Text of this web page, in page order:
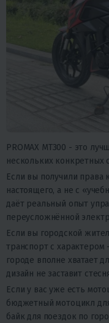
PROMAX MT300 - это
нескольких конкретных
Если вы получили права
настоящего, а не с
даёт реальный опыт
переусложнённой
Если вы городской
транспорт с характером
городе вполне хватает
дизайн не заставит
Если у вас уже есть
бюджетный мотоцикл
байк для поездок по